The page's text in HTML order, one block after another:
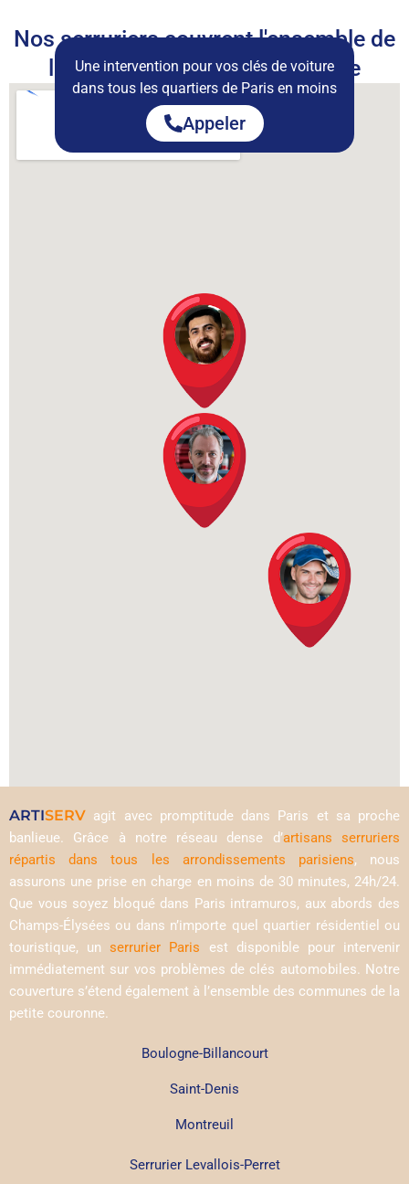
Nos serruriers couvrent l'ensemble de
la ville de Paris et sa métropole
Une intervention pour vos clés de voiture
dans tous les quartiers de Paris en moins
de 30 minutes
Appeler
ARTISERV agit avec promptitude dans Paris et sa proche
banlieue. Grâce à notre réseau dense d’artisans serruriers
répartis dans tous les arrondissements parisiens, nous
assurons une prise en charge en moins de 30 minutes, 24h/24.
Que vous soyez bloqué dans Paris intramuros, aux abords des
Champs-Élysées ou dans n’importe quel quartier résidentiel ou
touristique, unserrurier Paris est disponible pour intervenir
immédiatement sur vos problèmes de clés automobiles. Notre
couverture s’étend également à l’ensemble des communes de la
petite couronne.
Boulogne-Billancourt
Saint-Denis
Montreuil
Serrurier Levallois-Perret